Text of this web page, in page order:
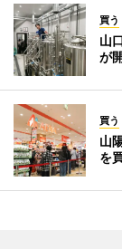
買う
山
が
買う
山
を